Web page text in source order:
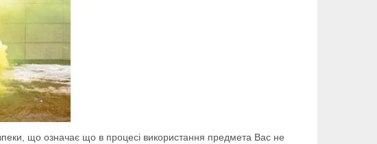
що означає що в процесі використання предмета Вас не